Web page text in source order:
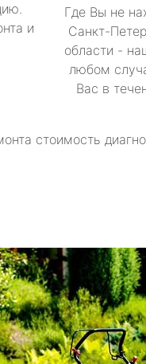
и
Где Вы не
Санкт-
области -
любом
Вас в
стоимость